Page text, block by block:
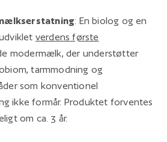
: En biolog og en
verdens første
modermælk, der understøtter
tarmmodning og
som konventionel
ikke formår. Produktet forventes
om ca. 3 år.